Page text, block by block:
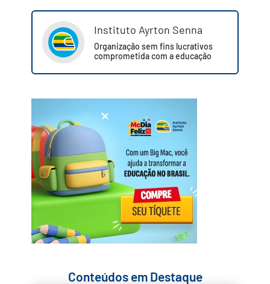
Instituto Ayrton Senna
Organização sem fins lucrativos
comprometida com a educação
Conteúdos em Destaque